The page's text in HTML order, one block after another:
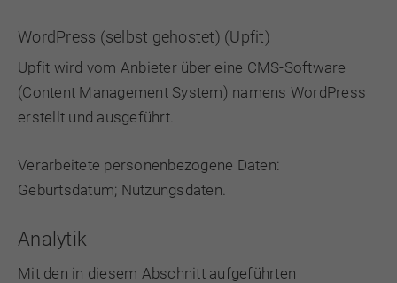
WordPress (selbst gehostet) (Upfit)
Upfit wird vom Anbieter über eine CMS-Software
(Content Management System) namens WordPress
erstellt und ausgeführt.
Verarbeitete personenbezogene Daten:
Geburtsdatum; Nutzungsdaten.
Analytik
Mit den in diesem Abschnitt aufgeführten